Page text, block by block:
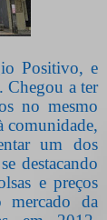
Positivo, e
Chegou a ter
no mesmo
comunidade,
um dos
destacando
e preços
mercado da